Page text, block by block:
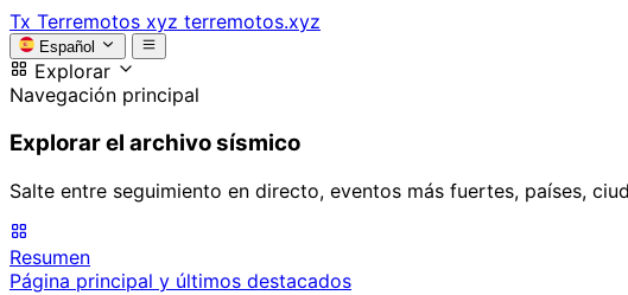
Tx Terremotos xyz terremotos.xyz
Español
Explorar
Navegación principal
Explorar el archivo sísmico
Salte entre seguimiento en directo, eventos más fuertes, países,
Resumen
Página principal y últimos destacados